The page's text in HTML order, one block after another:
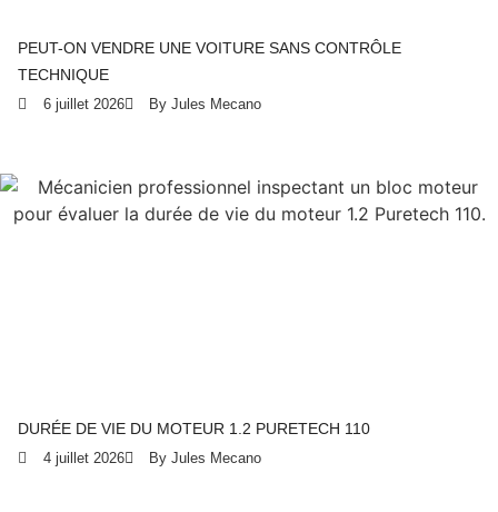
PEUT-ON VENDRE UNE VOITURE SANS CONTRÔLE
TECHNIQUE
6 juillet 2026 By Jules Mecano
DURÉE DE VIE DU MOTEUR 1.2 PURETECH 110
4 juillet 2026 By Jules Mecano